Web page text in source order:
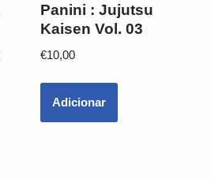
Panini : Jujutsu
Kaisen Vol. 03
€10,00
Adicionar